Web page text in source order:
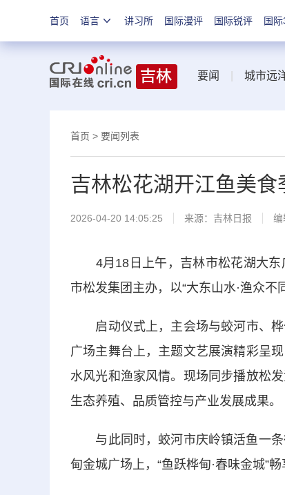
首页 语言 讲习所 国际漫评 国际锐评 国
要闻 城市远
首页 > 要闻列表
吉林松花湖开江鱼美食
2026-04-20 14:05:25 来源： 吉林日报 编
4月18日上午，吉林市松花湖大东
市松发集团主办，以“大东山水·渔众不
启动仪式上，主会场与蛟河市、桦
广场主舞台上，主题文艺展演精彩呈
水风光和渔家风情。现场同步播放松
生态养殖、品质管控与产业发展成果。
与此同时，蛟河市庆岭镇活鱼一条
甸金城广场上，“鱼跃桦甸·春味金城”